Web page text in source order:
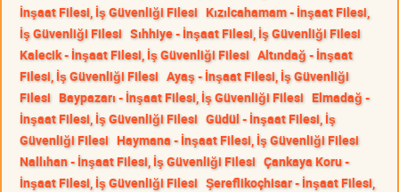
İnşaat Filesi, İş Güvenliği Filesi Kızılcahamam - İnşaat Filesi,
İş Güvenliği Filesi Sıhhiye - İnşaat Filesi, İş Güvenliği Filesi
Kalecik - İnşaat Filesi, İş Güvenliği Filesi Altındağ - İnşaat
Filesi, İş Güvenliği Filesi Ayaş - İnşaat Filesi, İş Güvenliği
Filesi Baypazarı - İnşaat Filesi, İş Güvenliği Filesi Elmadağ -
İnşaat Filesi, İş Güvenliği Filesi Güdül - İnşaat Filesi, İş
Güvenliği Filesi Haymana - İnşaat Filesi, İş Güvenliği Filesi
Nallıhan - İnşaat Filesi, İş Güvenliği Filesi Çankaya Koru -
İnşaat Filesi, İş Güvenliği Filesi Şereflikoçhisar - İnşaat Filesi,